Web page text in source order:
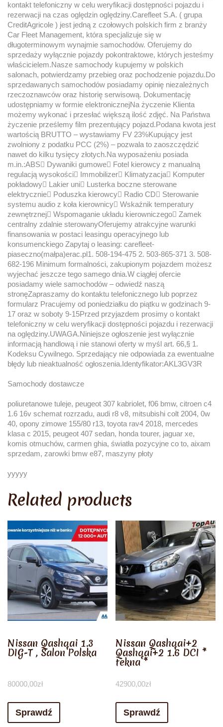
kontakt telefoniczny w celu weryfikacji dostępności pojazdu i
rezerwacji na czas oględzin oględziny.Carefleet S.A. ( grupa
CreditAgricole ) jest jedną z czołowych polskich firm z branży
Car Fleet Management, która specjalizuje się w
długoterminowym wynajmie samochodów. Oferujemy do
sprzedaży wyłącznie pojazdy pokontraktowe, których jesteśmy
właścicielem.Nasze samochody kupujemy w polskich
salonach, potwierdzamy przebieg oraz pochodzenie pojazdu.Do
sprzedawanych samochodów posiadamy opinię niezależnych
rzeczoznawców oraz historię serwisową. Dokumentację
udostępniamy w formie elektronicznejNa życzenie Klienta
możemy wykonać i przesłać większą ilość zdjęć. Na Państwa
życzenie prześlemy film prezentujący pojazd.Podana kwota jest
wartością BRUTTO – wystawiamy FV 23%Kupujący jest
zwolniony z podatku PCC (2%) – pozwala to zaoszczędzić
nawet do kilku tysięcy złotych.Na wyposażeniu posiada
m.in.:ABS Dywaniki gumowe Fotel kierowcy z manualną
regulacją wysokości Immobilizer Klimatyzacja Komputer
pokładowy Lakier uni Lusterka boczne sterowane
elektrycznie Poduszka kierowcy Radio CD Sterowanie
systemu audio z koła kierownicy Wskaźnik temperatury
zewnętrznej Wspomaganie układu kierowniczego Zamek
centralny zdalnie sterowanyOferujemy atrakcyjne warunki
finansowania w postaci leasingu operacyjnego lub
konsumenckiego Zapytaj o leasing: carefleet-
piaseczno(małpa)erac.pl1. 508-194-475 2. 503-865-371 3. 508-
682-196 Minimum formalności, zakupionym pojazdem możesz
wyjechać jeszcze tego samego dnia.W ciągłej ofercie
posiadamy wiele samochodów – odwiedź naszą
stronęZapraszamy do kontaktu telefonicznego lub poprzez
formularz Pracujemy od poniedziałku do piątku w godzinach 9-
17 oraz w soboty 9-15Przed przyjazdem prosimy o kontakt
telefoniczny w celu weryfikacji dostępności pojazdu i rezerwacji
na oględziny.UWAGA.Niniejsze ogłoszenie jest wyłącznie
informacją handlową i nie stanowi oferty w myśl art. 66,§ 1.
Kodeksu Cywilnego. Sprzedający nie odpowiada za ewentualne
błędy lub nieaktualność ogłoszenia.Identyfikator:AKL3GV3R
Samochody dostawcze
poliuretanowe tuleje, peugeot 307 kabriolet, f06 bmw, citroen c4
1.6 16v schemat rozrzadu, audi r8 v8, mitsubishi colt 2004, 0w
40, opony zimowe 155/80 r13, toyota rav4 2018, mercedes
klasa c 2015, peugeot 407 sedan, honda tourer, jaguar xe,
komis otmuchów, carmen ghia, światła pozycyjne co to, aixam
sprzedam, zarowki bmw e87, maszyny płoty
yyyyy
Related products
Nissan Qashqai 1.3
DIG-T , Salon Polska
80000,00zł
Sprawdź
Nissan Qashqai+2
Qashqai+2 1.6 DCI *
tekna *
42900,00zł
Sprawdź